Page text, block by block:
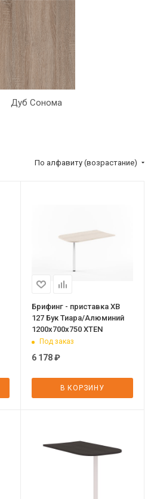
Дуб Сонома
По алфавиту (возрастание)
Брифинг - приставка XB
127 Бук Тиара/Алюминий
1200х700х750 XTEN
Под заказ
6 178₽
В КОРЗИНУ